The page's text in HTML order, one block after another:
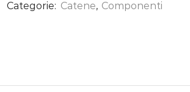
Categorie: Catene, Componenti